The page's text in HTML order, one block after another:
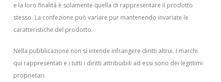
e la loro finalità è solamente quella di rappresentare il prodotto
stesso. La confezione può variare pur mantenendo invariate le
caratteristiche del prodotto.
Nella pubblicazione non si intende infrangere diritti altrui. I marchi
qui rappresentati e i tutti i diritti attribuibili ad essi sono dei legittimi
proprietari.